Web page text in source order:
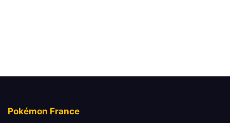
Pokémon France